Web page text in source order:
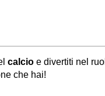
calcio e divertiti nel
che hai!